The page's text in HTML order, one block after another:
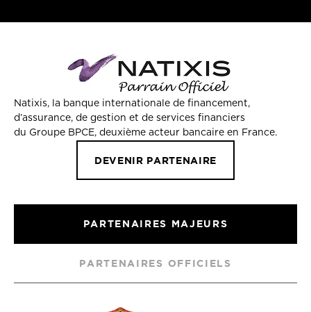
Natixis, la banque internationale de financement,
d’assurance, de gestion et de services financiers
du Groupe BPCE, deuxième acteur bancaire en France.
DEVENIR PARTENAIRE
PARTENAIRES MAJEURS
PARTENAIRES OFFICIELS